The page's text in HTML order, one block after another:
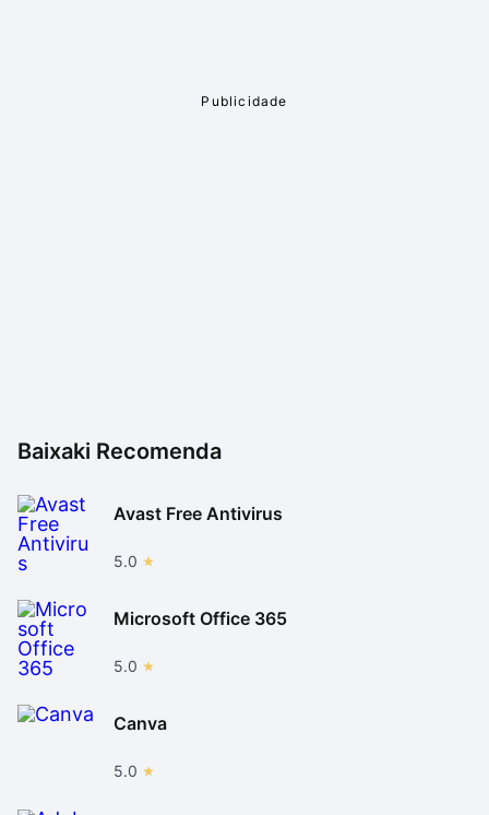
Baixaki Recomenda
Avast Free Antivirus
5.0
Microsoft Office 365
5.0
Canva
5.0